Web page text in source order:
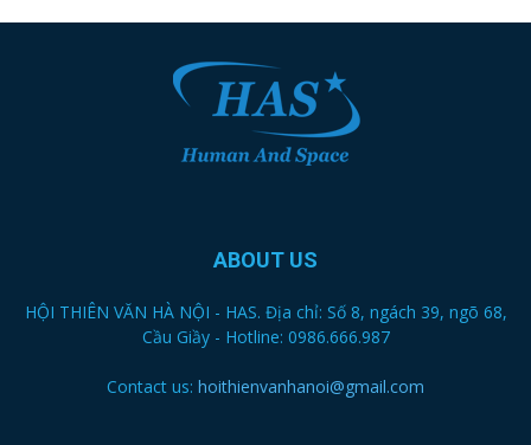
ABOUT US
HỘI THIÊN VĂN HÀ NỘI - HAS. Địa chỉ: Số 8, ngách 39, ngõ 68,
Cầu Giầy - Hotline: 0986.666.987
Contact us: hoithienvanhanoi@gmail.com